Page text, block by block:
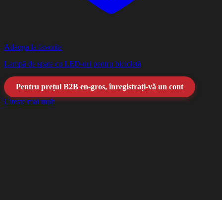
Adauga la favorite
Lampă de spate cu LED-uri pentru bicicletă
Pentru prețul B2B en-gros, înregistrați-vă un cont
Citește mai mult